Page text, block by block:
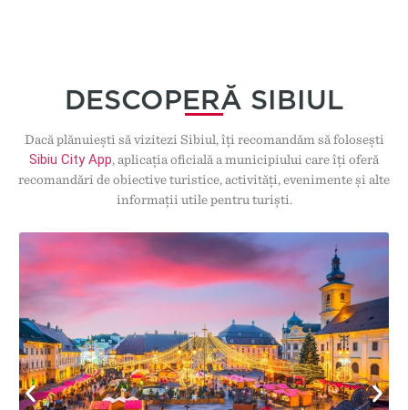
DESCOPERĂ SIBIUL
Dacă plănuiești să vizitezi Sibiul, îți recomandăm să folosești
Sibiu City App, aplicația oficială a municipiului care îți oferă
recomandări de obiective turistice, activități, evenimente și alte
informații utile pentru turiști.